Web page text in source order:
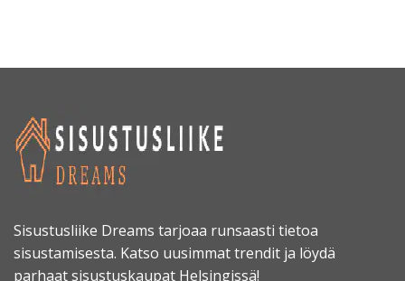
Sisustusliike Dreams tarjoaa runsaasti tietoa
sisustamisesta. Katso uusimmat trendit ja löydä
parhaat sisustuskaupat Helsingissä!